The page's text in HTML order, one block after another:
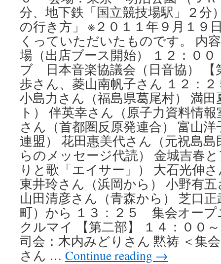
分、地下鉄「国立競技場駅」２分
の行き方」 ※２０１１年９月１９
くっていただいたものです。 内
場（出店ブース開始） １２：０
ブ 日本音楽協議会（日音協） 【
歩さん、菱山南帆子さん １２：
小島力さん（福島県葛尾村） 満
ト） 伴英幸さん（原子力資料情報
さん（首都圏反原発連合） 富山
連盟） 花田惠美代さん（元祝島
らのメッセージ代読） 金城吉春
りと歌「エイサー」） 大石光伸
東井玲さん（浜岡から） 小野有
山田清彦さん（青森から） 芝口
町）から １３：２５ 集会オー
クルマイ 【第二部】 １４：０
司会：木内みどりさん 黙祷 ＜集
さん … Continue reading →